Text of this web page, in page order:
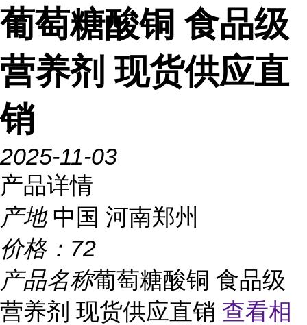
葡萄糖酸铜 食品级
营养剂 现货供应直
销
2025-11-03
产品详情
产地 中国 河南郑州
价格： 72
产品名称葡萄糖酸铜 食品级
营养剂 现货供应直销 查看相